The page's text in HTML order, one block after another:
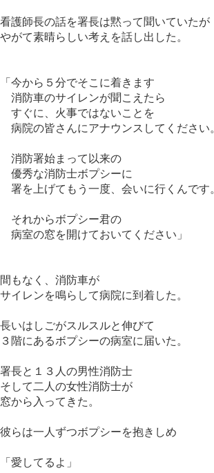
看護師長の話を署長は黙って聞いていたが
やがて素晴らしい考えを話し出した。
「今から５分でそこに着きます
消防車のサイレンが聞こえたら
すぐに、火事ではないことを
病院の皆さんにアナウンスしてください。
消防署始まって以来の
優秀な消防士ボプシーに
署を上げてもう一度、会いに行くんです。
それからボプシー君の
病室の窓を開けておいてください」
間もなく、消防車が
サイレンを鳴らして病院に到着した。
長いはしごがスルスルと伸びて
３階にあるボプシーの病室に届いた。
署長と１３人の男性消防士
そして二人の女性消防士が
窓から入ってきた。
彼らは一人ずつボプシーを抱きしめ
「愛してるよ」